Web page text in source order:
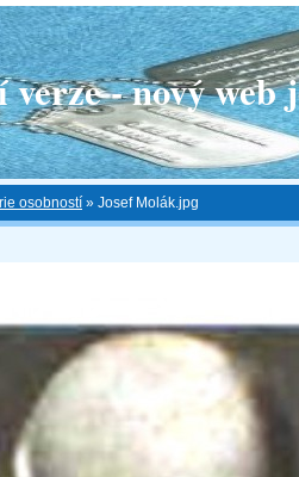
- nový web
osobností » Josef Molák.jpg